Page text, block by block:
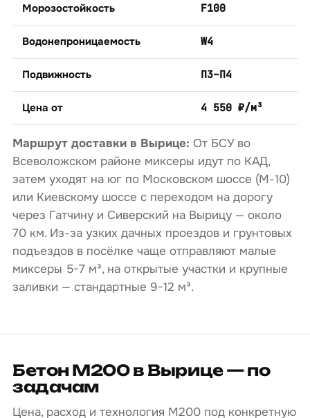
Морозостойкость F100
Водонепроницаемость W4
Подвижность П3–П4
Цена от 4 550 ₽/м³
Маршрут доставки в Вырице: От БСУ во
Всеволожском районе миксеры идут по КАД,
затем уходят на юг по Московском шоссе (М-10)
или Киевскому шоссе с переходом на дорогу
через Гатчину и Сиверский на Вырицу — около
70 км. Из-за узких дачных проездов и грунтовых
подъездов в посёлке чаще отправляют малые
миксеры 5-7 м³, на открытые участки и крупные
заливки — стандартные 9-12 м³.
Бетон М200 в Вырице — по
задачам
Цена, расход и технология М200 под конкретную